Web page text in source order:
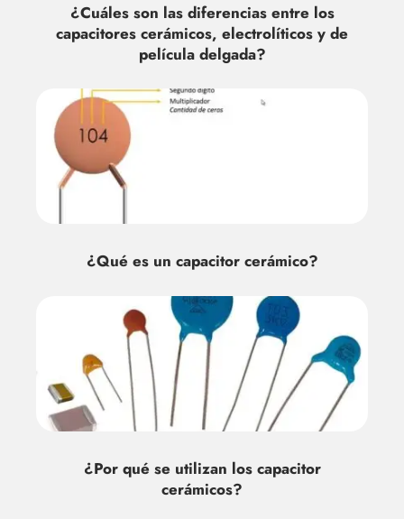
¿Cuáles son las diferencias entre los
capacitores cerámicos, electrolíticos y de
película delgada?
¿Qué es un capacitor cerámico?
¿Por qué se utilizan los capacitor
cerámicos?